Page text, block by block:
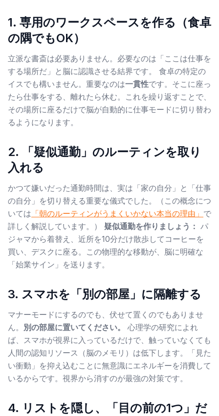
1. 専用のワークスペースを作る（食卓
の隅でもOK）
立派な書斎は必要ありません。必要なのは「ここは仕事を
する場所だ」と脳に認識させる結界です。 食卓の特定の
イスでも構いません。重要なのは一貫性です。そこに座っ
たら仕事をする、離れたら休む。これを繰り返すことで、
その場所に座るだけで脳が自動的に仕事モードに切り替わ
るようになります。
2. 「疑似通勤」のルーティンを取り
入れる
かつて嫌いだった通勤時間は、実は「家の自分」と「仕事
の自分」を切り替える重要な儀式でした。（この概念につ
いては 「朝のルーティンがうまくいかない本当の理由」 で
詳しく解説しています。） 疑似通勤を作りましょう： パ
ジャマから着替え、近所を10分だけ散歩してコーヒーを
買い、デスクに座る。この物理的な移動が、脳に明確な
「始業サイン」を送ります。
3. スマホを「別の部屋」に隔離する
マナーモードにするのでも、伏せて置くのでもありませ
ん。 別の部屋に置いてください。
心理学の研究によれ
ば、スマホが視界に入っているだけで、触っていなくても
人間の認知リソース（脳のメモリ）は低下します。「見た
い衝動」を抑え込むことに無意識にエネルギーを消費して
いるからです。視界から消すのが最強の対策です。
4. リストを隠し、「目の前の1つ」だ